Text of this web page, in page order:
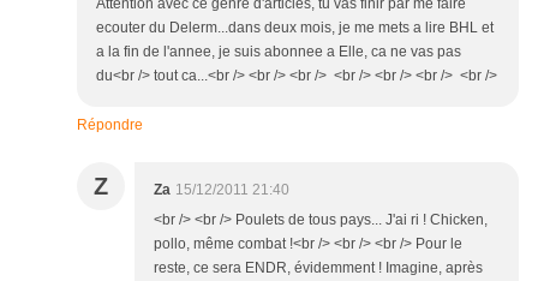
Attention avec ce genre d'articles, tu vas finir par me faire
ecouter du Delerm...dans deux mois, je me mets a lire BHL et
a la fin de l'annee, je suis abonnee a Elle, ca ne vas pas
du<br /> tout ca...<br /> <br /> <br /> <br /> <br /> <br /> <br />
Répondre
Z Za 15/12/2011 21:40
<br /> <br /> Poulets de tous pays... J'ai ri ! Chicken,
pollo, même combat !<br /> <br /> <br /> Pour le
reste, ce sera ENDR, évidemment ! Imagine, après